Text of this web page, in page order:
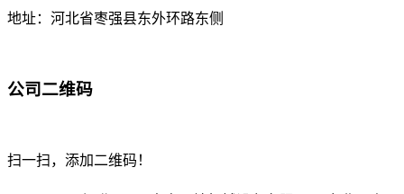
地址：河北省枣强县东外环路东侧
公司二维码
扫一扫，添加二维码！